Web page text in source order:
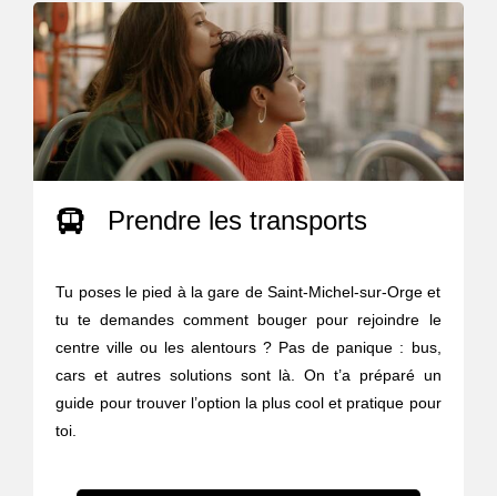
Prendre les transports
Tu poses le pied à la gare de Saint-Michel-sur-Orge et
tu te demandes comment bouger pour rejoindre le
centre ville ou les alentours ? Pas de panique : bus,
cars et autres solutions sont là. On t’a préparé un
guide pour trouver l’option la plus cool et pratique pour
toi.